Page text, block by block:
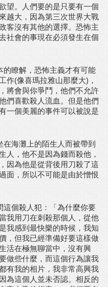
望。人們要的是只要有一個
越大，因為第三次世界大戰
客沒有其他的選擇。恐怖主
社會的事現在必須發生在個
瞭解，恐怖主義才有可能
(像喜瑪拉雅山那麼大)，
將會與你爭鬥，他們不允許
們喜歡殺人流血。但是他們
一個美麗的事件可以被說是
海灘上的陌生人而被帶到
人，他不是因為錢而殺他，
因為他是從背後用刀殺了這
面，所以不可能是由於憎恨
個殺人犯：「為什麼你要
我用刀在刺殺那個人，從他
我感到最快樂的時候，我知
，但我已經準備好要這樣做
活在極無聊當中，沒有興
做些什麼，而這個行為讓我
有我的相片，我非常高興我
為這個人並未否認。相反的